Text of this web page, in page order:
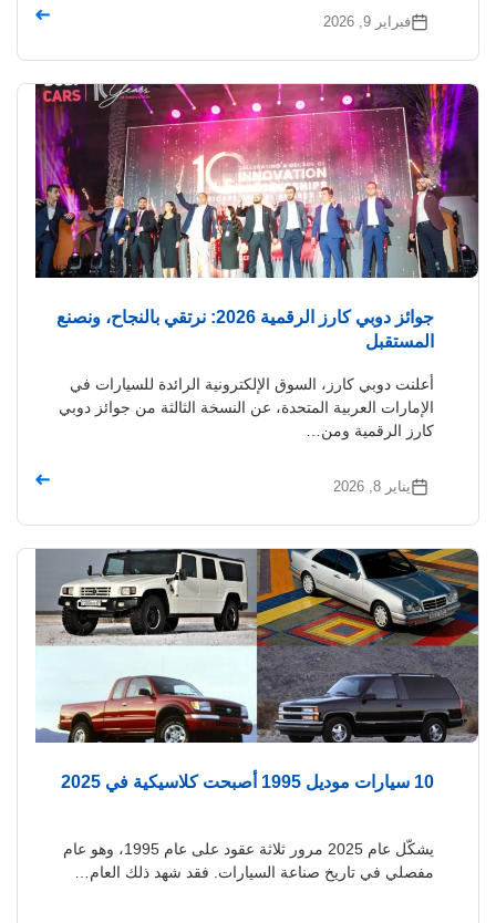
فبراير 9, 2026 ➜
جوائز دوبي كارز الرقمية 2026: نرتقي بالنجاح، ونصنع
المستقبل
أعلنت دوبي كارز، السوق الإلكترونية الرائدة للسيارات في
الإمارات العربية المتحدة، عن النسخة الثالثة من جوائز دوبي
كارز الرقمية ومن…
يناير 8, 2026 ➜
10 سيارات موديل 1995 أصبحت كلاسيكية في 2025
يشكّل عام 2025 مرور ثلاثة عقود على عام 1995، وهو عام
مفصلي في تاريخ صناعة السيارات. فقد شهد ذلك العام…